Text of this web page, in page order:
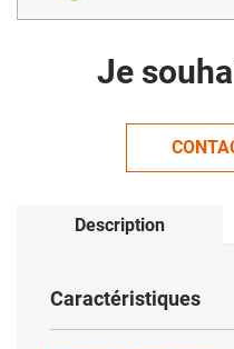
Je
Description
Caractéristiques